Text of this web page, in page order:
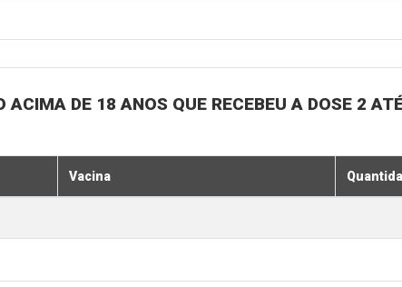
ACIMA DE 18 ANOS QUE RECEBEU A DOSE 2
Vacina